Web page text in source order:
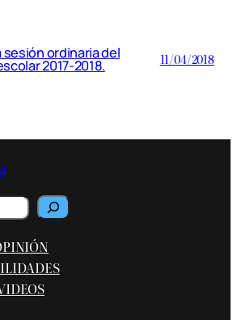
sesión ordinaria del
2017-2018. 11/04/2018